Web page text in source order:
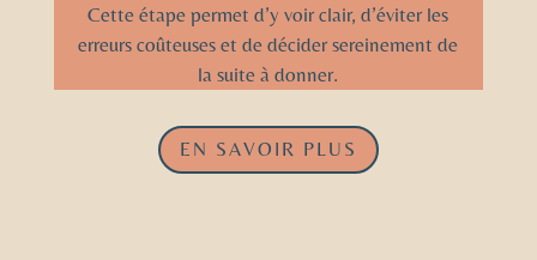
Cette étape permet d’y voir clair, d’éviter les
erreurs coûteuses et de décider sereinement de
la suite à donner.
EN SAVOIR PLUS